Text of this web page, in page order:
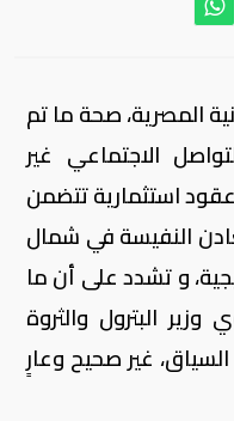
المصرية، صحة ما تم
الاجتماعي غير
عقود استثمارية تتضمن
النفيسة في شمال
و تشدد على أن ما
البترول والثروة
غير صحيح وعارٍ